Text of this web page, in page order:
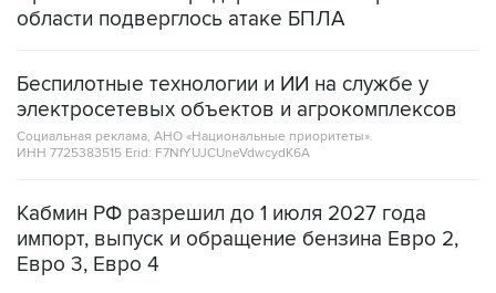
области подверглось атаке БПЛА
Беспилотные технологии и ИИ на службе у
электросетевых объектов и агрокомплексов
Социальная реклама, АНО «Национальные приоритеты».
ИНН 7725383515 Erid: F7NfYUJCUneVdwcydK6A
Кабмин РФ разрешил до 1 июля 2027 года
импорт, выпуск и обращение бензина Евро 2,
Евро 3, Евро 4